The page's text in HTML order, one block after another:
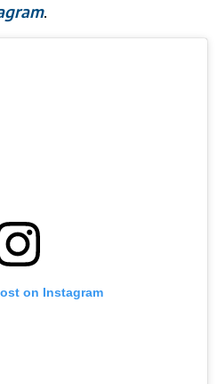
.
on Instagram